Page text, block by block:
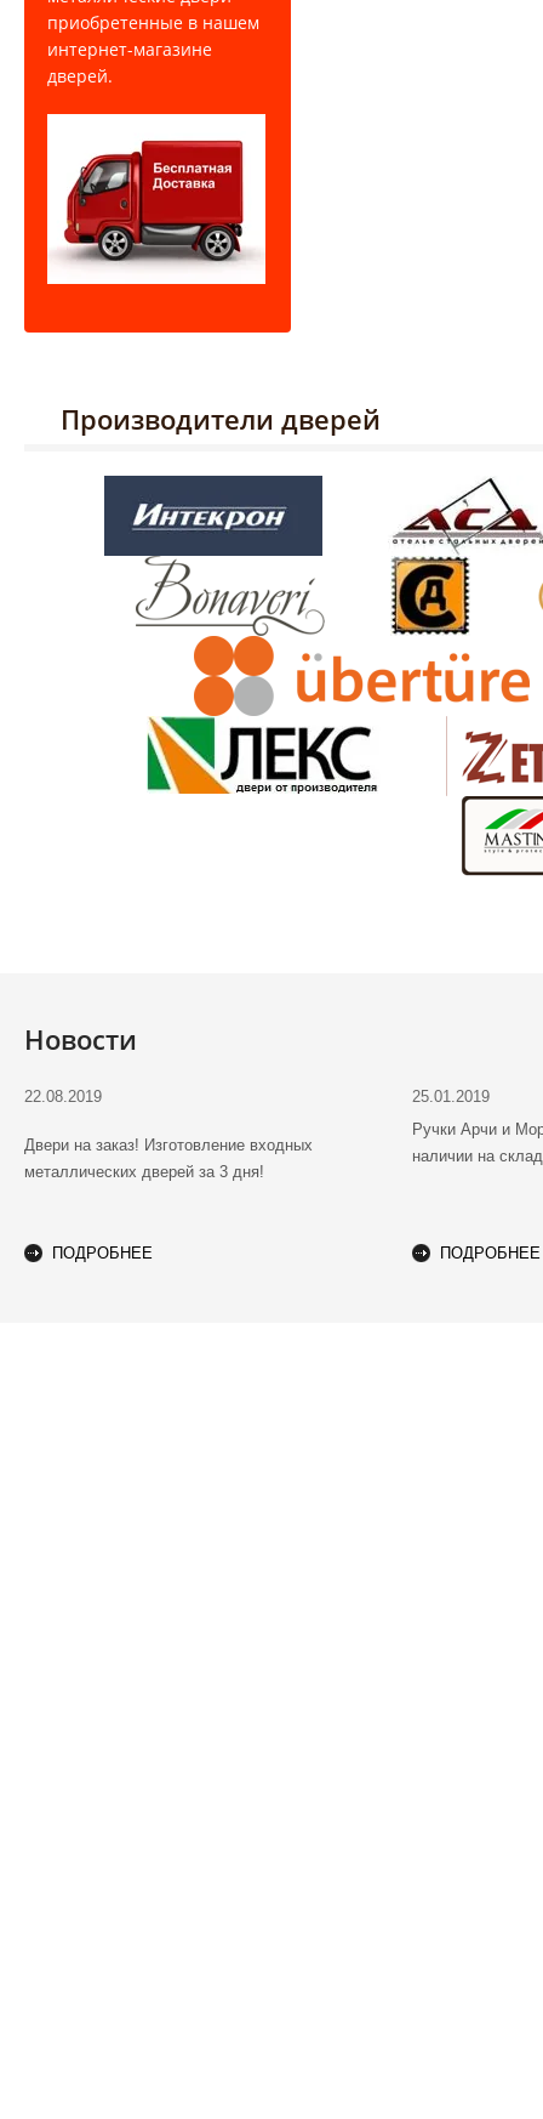
приобретенные в нашем
интернет-магазине
дверей.
Производители дверей
Новости
22.08.2019
Двери на заказ! Изготовление входных
металлических дверей за 3 дня!
ПОДРОБНЕЕ
25.01.2019
Ручки Арчи и
наличии на
ПОДРОБНЕЕ